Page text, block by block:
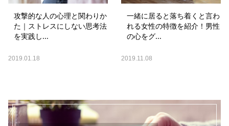
攻撃的な人の心理と関わりか
た｜ストレスにしない思考法
を実践し...
2019.01.18
一緒に居ると落ち着くと言わ
れる女性の特徴を紹介！男性
の心をグ...
2019.11.08